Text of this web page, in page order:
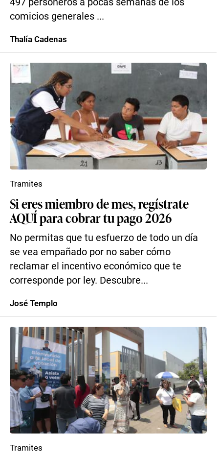
comicios generales ...
Thalía Cadenas
Si eres miembro de mes, regístrate
AQUÍ para cobrar tu pago 2026
No permitas que tu esfuerzo de todo un día
se vea empañado por no saber cómo
reclamar el incentivo económico que te
corresponde por ley. Descubre...
Tramites
José Templo
Tramites